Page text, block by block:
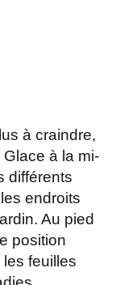
à craindre,
à la mi-
différents
endroits
Au pied
position
feuilles